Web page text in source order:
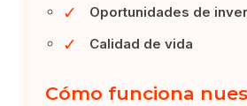
✓ Oportunidades de
✓ Calidad de vida
Cómo funciona